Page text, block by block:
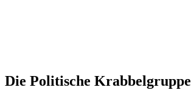
Die Politische Krabbelgruppe